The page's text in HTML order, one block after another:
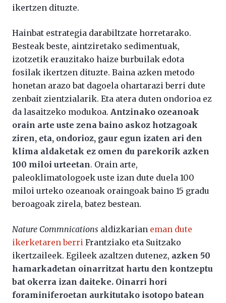
ikertzen dituzte.
Hainbat estrategia darabiltzate horretarako.
Besteak beste, aintziretako sedimentuak,
izotzetik erauzitako haize burbuilak edota
fosilak ikertzen dituzte. Baina azken metodo
honetan arazo bat dagoela ohartarazi berri dute
zenbait zientzialarik. Eta atera duten ondorioa ez
da lasaitzeko modukoa. Antzinako ozeanoak
orain arte uste zena baino askoz hotzagoak
ziren, eta, ondorioz, gaur egun izaten ari den
klima aldaketak ez omen du parekorik azken
100 miloi urteetan. Orain arte,
paleoklimatologoek uste izan dute duela 100
miloi urteko ozeanoak oraingoak baino 15 gradu
beroagoak zirela, batez bestean.
Nature Commnications aldizkarian eman dute
ikerketaren berri Frantziako eta Suitzako
ikertzaileek. Egileek azaltzen dutenez, azken 50
hamarkadetan oinarritzat hartu den kontzeptu
bat okerra izan daiteke. Oinarri hori
foraminiferoetan aurkitutako isotopo batean